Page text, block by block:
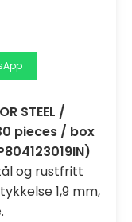
STEEL /
30 pieces / box
og rustfritt
1,9 mm,